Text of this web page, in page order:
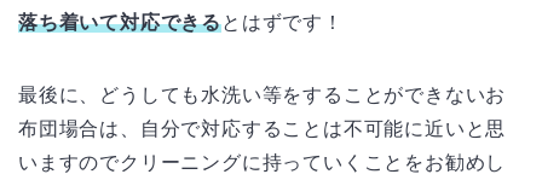
落ち着いて対応できるとはずです！
最後に、どうしても水洗い等をすることができないお
布団場合は、自分で対応することは不可能に近いと思
いますのでクリーニングに持っていくことをお勧めし